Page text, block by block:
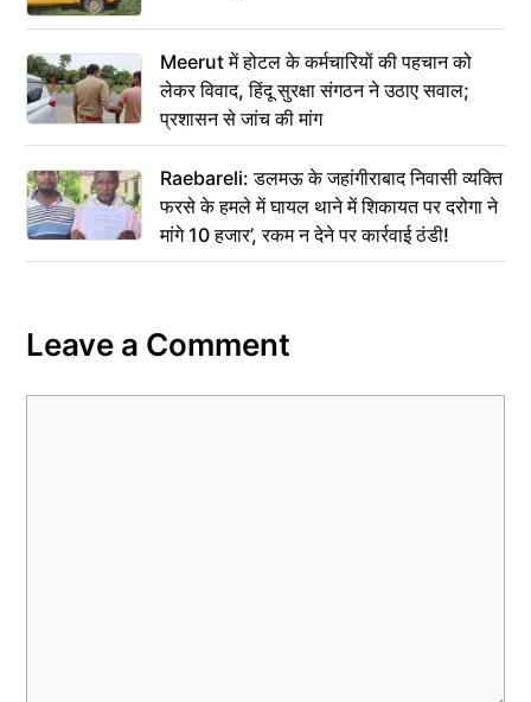
Meerut में होटल के कर्मचारियों की पहचान को
लेकर विवाद, हिंदू सुरक्षा संगठन ने उठाए सवाल;
प्रशासन से जांच की मांग
Raebareli: डलमऊ के जहांगीराबाद निवासी व्यक्ति
फरसे के हमले में घायल थाने में शिकायत पर दरोगा ने
मांगे 10 हजार’, रकम न देने पर कार्रवाई ठंडी!
Leave a Comment